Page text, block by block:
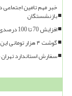
خبر مهم تامین اجتماعی
بازنشستگان
افزایش 70 تا 100 درصدی اجاره بها در تهران
گوشت ۴ هزار تومانی این گونه میلیونی قیمت خورد
سفارش استاندارد تهران